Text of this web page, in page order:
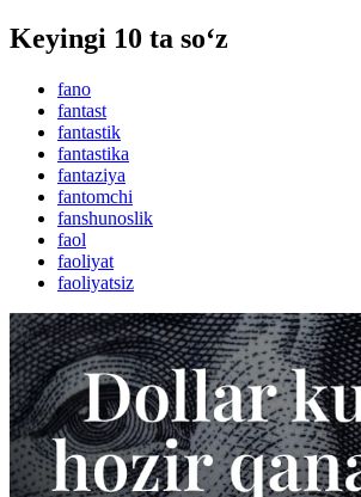
Keyingi 10 ta so‘z
fano
fantast
fantastik
fantastika
fantaziya
fantomchi
fanshunoslik
faol
faoliyat
faoliyatsiz